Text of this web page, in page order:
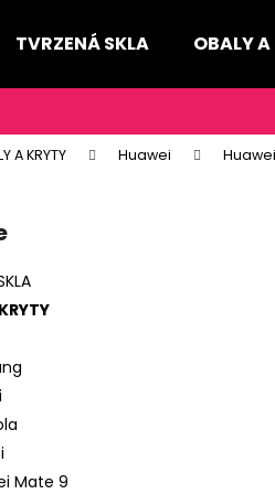
TVRZENÁ SKLA OBALY
A KRYTY Huawei
Mate 9